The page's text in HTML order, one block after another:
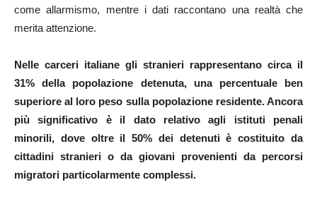
come allarmismo, mentre i dati raccontano una realtà che
merita attenzione.
Nelle carceri italiane gli stranieri rappresentano circa il
31% della popolazione detenuta, una percentuale ben
superiore al loro peso sulla popolazione residente. Ancora
più significativo è il dato relativo agli istituti penali
minorili, dove oltre il 50% dei detenuti è costituito da
cittadini stranieri o da giovani provenienti da percorsi
migratori particolarmente complessi.